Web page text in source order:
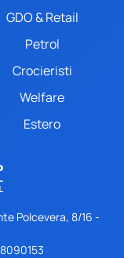
GDO & Retail
Petrol
Crocieristi
Welfare
Estero
Polcevera, 8/16 -